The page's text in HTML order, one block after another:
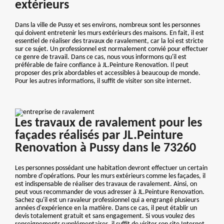
extérieurs
Dans la ville de Pussy et ses environs, nombreux sont les personnes
qui doivent entretenir les murs extérieurs des maisons. En fait, il est
essentiel de réaliser des travaux de ravalement, car la loi est stricte
sur ce sujet. Un professionnel est normalement convié pour effectuer
ce genre de travail. Dans ce cas, nous vous informons qu'il est
préférable de faire confiance à JL.Peinture Renovation. Il peut
proposer des prix abordables et accessibles à beaucoup de monde.
Pour les autres informations, il suffit de visiter son site internet.
Les travaux de ravalement pour les
façades réalisés par JL.Peinture
Renovation à Pussy dans le 73260
Les personnes possédant une habitation devront effectuer un certain
nombre d'opérations. Pour les murs extérieurs comme les façades, il
est indispensable de réaliser des travaux de ravalement. Ainsi, on
peut vous recommander de vous adresser à JL.Peinture Renovation.
Sachez qu'il est un ravaleur professionnel qui a engrangé plusieurs
années d'expérience en la matière. Dans ce cas, il peut établir un
devis totalement gratuit et sans engagement. Si vous voulez des